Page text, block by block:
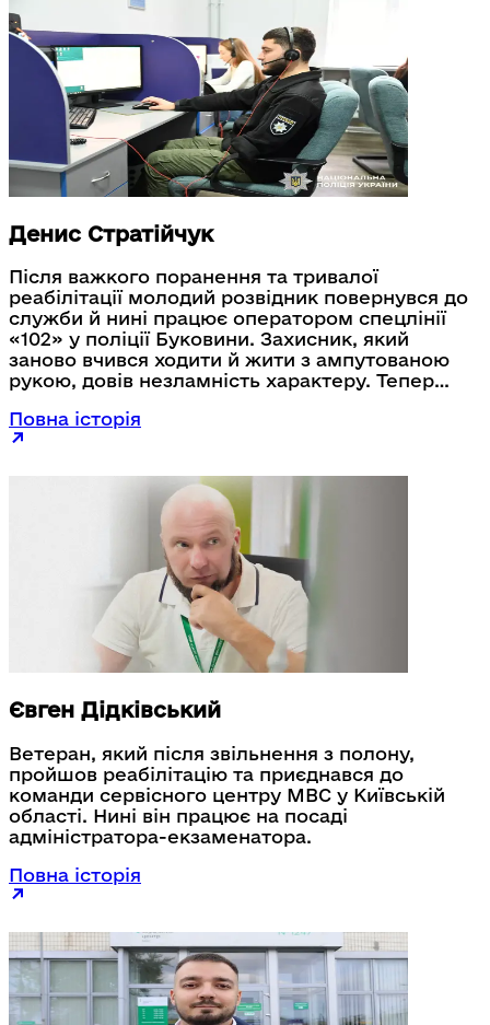
Денис Стратійчук
Після важкого поранення та тривалої
реабілітації молодий розвідник повернувся до
служби й нині працює оператором спецлінії
«102» у поліції Буковини. Захисник, який
заново вчився ходити й жити з ампутованою
рукою, довів незламність характеру. Тепер
ситуаціях допомагають людям у найскладніші
моменти.
Повна історія
Євген Дідківський
Ветеран, який після звільнення з полону,
пройшов реабілітацію та приєднався до
команди сервісного центру МВС у Київській
області. Нині він працює на посаді
адміністратора-екзаменатора.
Повна історія